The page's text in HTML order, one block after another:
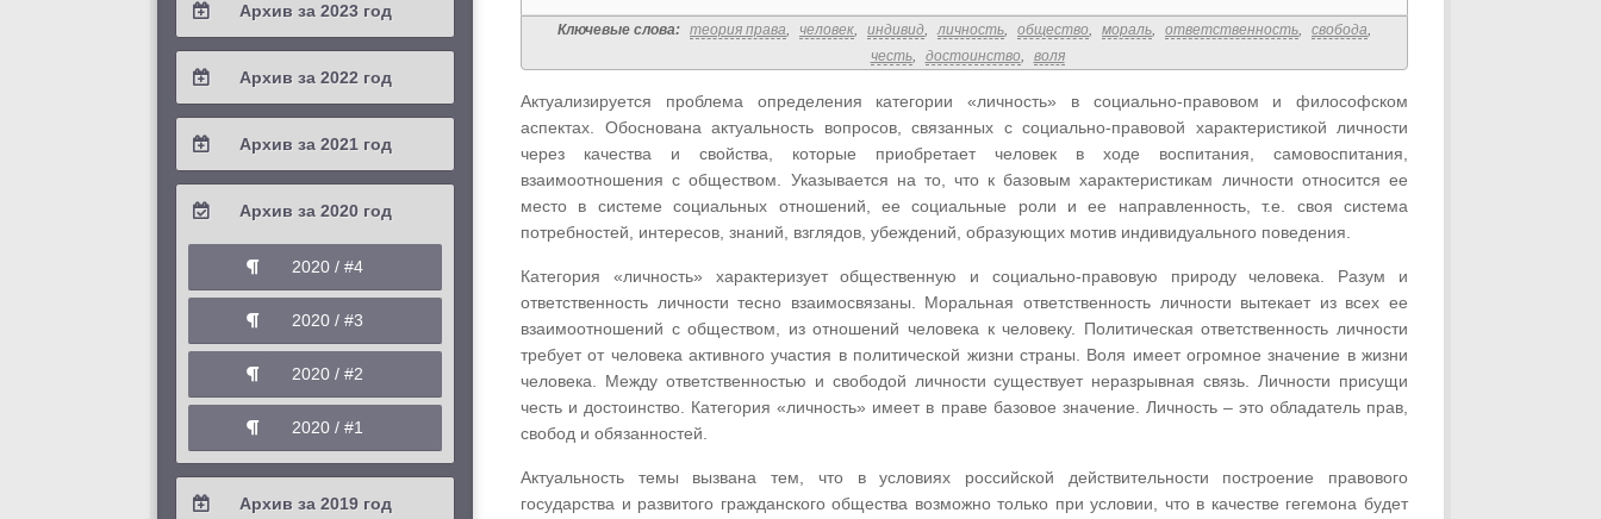
Ключевые слова: теория права, человек, индивид, личность, общество, мораль, ответственность, свобода,
честь, достоинство, воля
Актуализируется проблема определения категории «личность» в социально-правовом и философском
аспектах. Обоснована актуальность вопросов, связанных с социально-правовой характеристикой личности
через качества и свойства, которые приобретает человек в ходе воспитания, самовоспитания,
взаимоотношения с обществом. Указывается на то, что к базовым характеристикам личности относится ее
место в системе социальных отношений, ее социальные роли и ее направленность, т.е. своя система
потребностей, интересов, знаний, взглядов, убеждений, образующих мотив индивидуального поведения.
Категория «личность» характеризует общественную и социально-правовую природу человека. Разум и
ответственность личности тесно взаимосвязаны. Моральная ответственность личности вытекает из всех ее
взаимоотношений с обществом, из отношений человека к человеку. Политическая ответственность личности
требует от человека активного участия в политической жизни страны. Воля имеет огромное значение в жизни
человека. Между ответственностью и свободой личности существует неразрывная связь. Личности присущи
честь и достоинство. Категория «личность» имеет в праве базовое значение. Личность – это обладатель прав,
свобод и обязанностей.
Актуальность темы вызвана тем, что в условиях российской действительности построение правового
государства и развитого гражданского общества возможно только при условии, что в качестве гегемона будет
2025 / #1
2024 / #3
2024 / #1
Архив за 2023 год
2023 / #4
2023 / #3
2023 / #1
Архив за 2022 год
2022 / #4
2022 / #3
Архив за 2021 год
2021 / #4
2021 / #3
2021 / #2
2021 / #1
Архив за 2020 год
2020 / #4
2020 / #3
2020 / #2
2020 / #1
Архив за 2019 год